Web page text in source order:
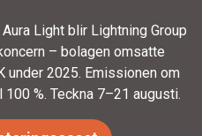
Light blir Lightning Group
– bolagen omsatte
under 2025. Emissionen om
%. Teckna 7–21 augusti.